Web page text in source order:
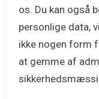
os. Du kan også
personlige data,
ikke nogen form
at gemme af